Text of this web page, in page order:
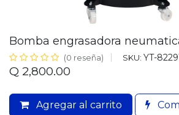
Bomba engrasadora
(0 reseña) SKU: YT-
Q 2,800.00
Agregar al carrito